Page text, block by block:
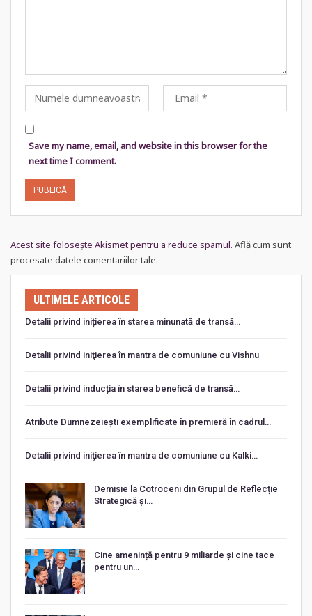
Save my name, email, and website in this browser for the
next time I comment.
Acest site folosește Akismet pentru a reduce spamul. Află cum sunt
procesate datele comentariilor tale.
ULTIMELE ARTICOLE
Detalii privind inițierea în starea minunată de transă…
Detalii privind iniţierea în mantra de comuniune cu Vishnu
Detalii privind inducția în starea benefică de transă…
Atribute Dumnezeiești exemplificate în premieră în cadrul…
Detalii privind iniţierea în mantra de comuniune cu Kalki…
Demisie la Cotroceni din Grupul de Reflecție
Strategică și…
Cine amenință pentru 9 miliarde și cine tace
pentru un…